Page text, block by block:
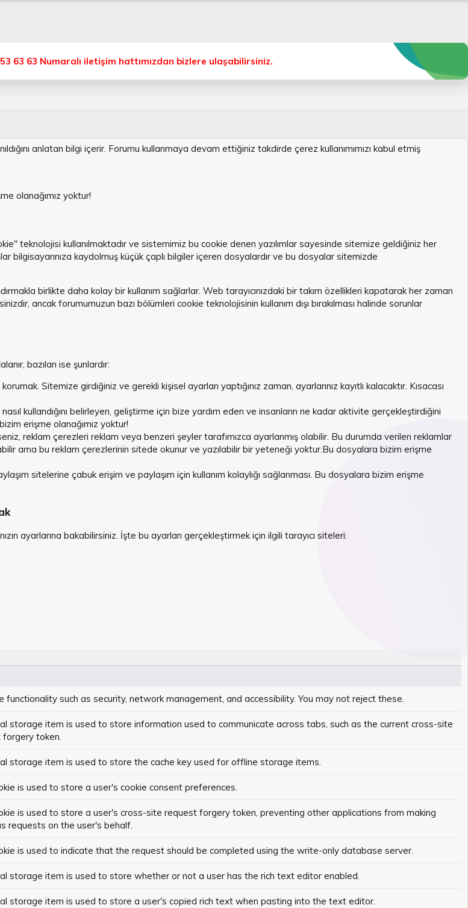
63 63 Numaralı iletişim hattımızdan bizlere ulaşabilirsiniz.
anlatan bilgi içerir. Forumu kullanmaya devam ettiğiniz takdirde çerez kullanımımızı kabul etmiş
olanağımız yoktur!
teknolojisi kullanılmaktadır ve sistemimiz bu cookie denen yazılımlar sayesinde sitemize geldiğiniz her
bilgisayarınıza kaydolmuş küçük çaplı bilgiler içeren dosyalardır ve bu dosyalar sitemizde
birlikte daha kolay bir kullanım sağlarlar. Web tarayıcınızdaki bir takım özellikleri kapatarak her zaman
ancak forumumuzun bazı bölümleri cookie teknolojisinin kullanım dışı bırakılması halinde sorunlar
bazıları ise şunlardır:
Sitemize girdiğiniz ve gerekli kişisel ayarları yaptığınız zaman, ayarlarınız kayıtlı kalacaktır. Kısacası
kullandığını belirleyen, geliştirme için bize yardım eden ve insanların ne kadar aktivite gerçekleştirdiğini
erişme olanağımız yoktur!
reklam çerezleri reklam veya benzeri şeyler tarafımızca ayarlanmış olabilir. Bu durumda verilen reklamlar
ama bu reklam çerezlerinin sitede okunur ve yazılabilir bir yeteneği yoktur.Bu dosyalara bizim erişme
sitelerine çabuk erişim ve paylaşım için kullanım kolaylığı sağlanması. Bu dosyalara bizim erişme
ayarlarına bakabilirsiniz. İşte bu ayarları gerçekleştirmek için ilgili tarayıcı siteleri:
such as security, network management, and accessibility. You may not reject these.
storage item is used to store information used to communicate across tabs, such as the current cross-site
token.
storage item is used to store the cache key used for offline storage items.
is used to store a user's cookie consent preferences.
is used to store a user's cross-site request forgery token, preventing other applications from making
requests on the user's behalf.
is used to indicate that the request should be completed using the write-only database server.
storage item is used to store whether or not a user has the rich text editor enabled.
storage item is used to store a user's copied rich text when pasting into the text editor.